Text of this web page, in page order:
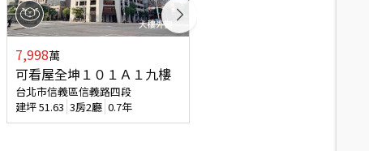
7,998萬
可看屋全坤１０１Ａ１九樓
台北市信義區信義路四段
建坪51.63 3房2廳 0.7年